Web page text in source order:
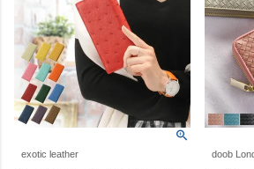
exotic leather doob